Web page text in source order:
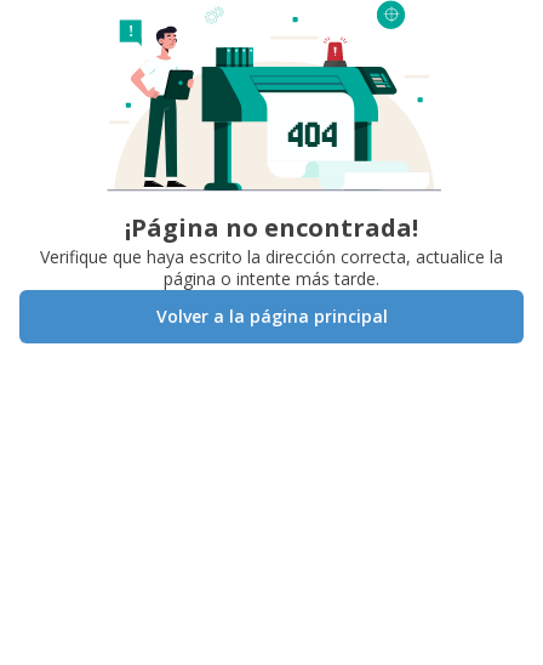
¡Página no encontrada!
Verifique que haya escrito la dirección correcta, actualice la
página o intente más tarde.